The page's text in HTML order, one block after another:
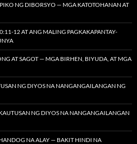
NG DIBORSYO — MGA KATOTOHANAN AT
12 AT ANG MALING PAGKAKAPANTAY-
AT SAGOT — MGA BIRHEN, BIYUDA, AT MGA
NG DIYOS NA NANGANGAILANGAN NG
NG DIYOS NA NANGANGAILANGAN
NA ALAY — BAKIT HINDI NA